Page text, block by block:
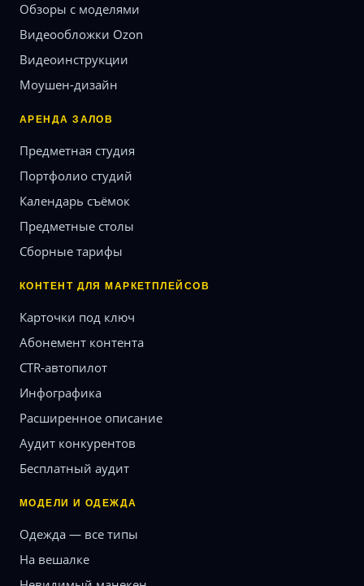
Обзоры с моделями
Видеообложки Ozon
Видеоинструкции
Моушен-дизайн
АРЕНДА ЗАЛОВ
Предметная студия
Портфолио студий
Календарь съёмок
Предметные столы
Сборные тарифы
КОНТЕНТ ДЛЯ МАРКЕТПЛЕЙСОВ
Карточки под ключ
Абонемент контента
CTR-автопилот
Инфографика
Расширенное описание
Аудит конкурентов
Бесплатный аудит
МОДЕЛИ И ОДЕЖДА
Одежда — все типы
На вешалке